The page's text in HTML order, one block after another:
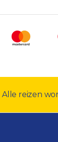
Alle reizen